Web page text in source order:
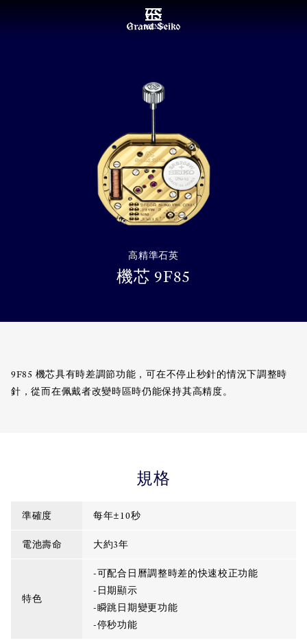
MENU
高精準石英
機芯 9F85
9F85 機芯具有時差調節功能，可在不停止秒針的情況下調整時
針，從而在佩戴者改變時區時仍能保持其高精度。
規格
準確度 每年±10秒
電池壽命 大約3年
特色
-可配合日曆調整時差的快速校正功能
-日期顯示
-瞬跳日期變更功能
-停秒功能